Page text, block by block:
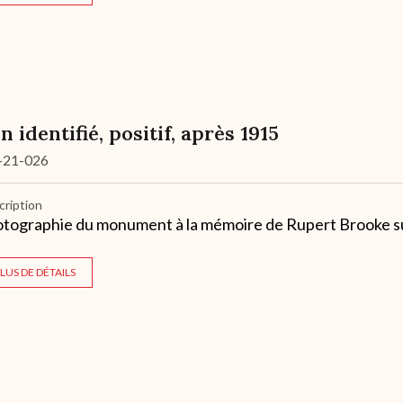
identifié, positif, après 1915
026
du monument à la mémoire de Rupert Brooke
DE DÉTAILS